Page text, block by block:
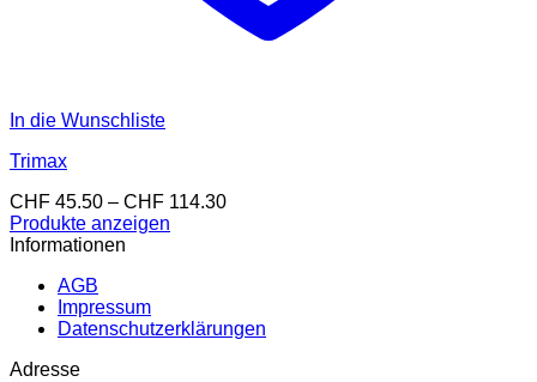
In die Wunschliste
Trimax
CHF 45.50 – CHF 114.30Preisspanne:
Produkte anzeigen
Informationen
AGB
Impressum
Datenschutzerklärungen
Adresse